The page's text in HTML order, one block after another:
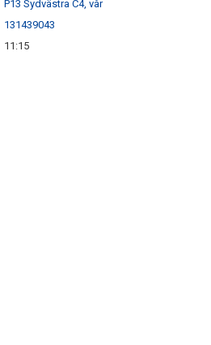
P13 Sydvästra C4, vår
131439043
11:15